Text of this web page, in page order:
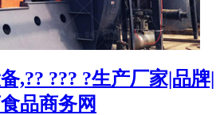
,?? ??? ?生产厂家|品牌|
品商务网